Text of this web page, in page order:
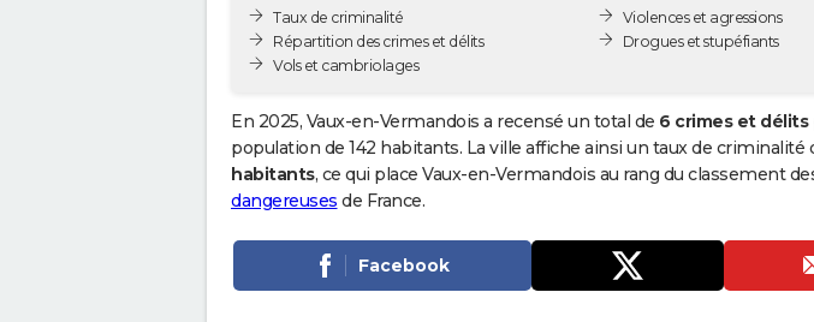
Taux de criminalité
Répartition des crimes et délits
Vols et cambriolages
Violences et agressions
Drogues et stupéfiants
En 2025, Vaux-en-Vermandois a recensé un total de 6 crimes et délits
population de 142 habitants. La ville affiche ainsi un taux de criminalité
habitants, ce qui place Vaux-en-Vermandois au rang du classement
dangereuses de France.
Facebook